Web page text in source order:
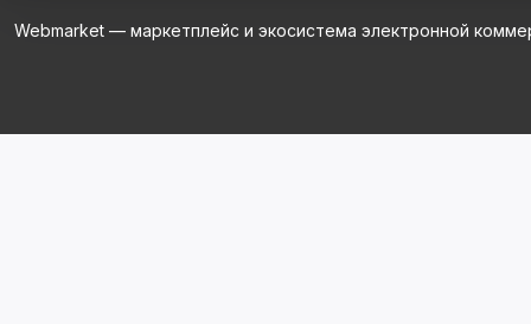
Webmarket — маркетплейс и экосистема электронной